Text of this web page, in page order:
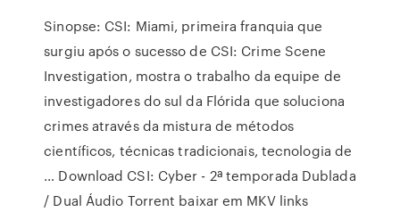
Sinopse: CSI: Miami, primeira franquia que
surgiu após o sucesso de CSI: Crime Scene
Investigation, mostra o trabalho da equipe de
investigadores do sul da Flórida que soluciona
crimes através da mistura de métodos
científicos, técnicas tradicionais, tecnologia de
… Download CSI: Cyber - 2ª temporada Dublada
/ Dual Áudio Torrent baixar em MKV links